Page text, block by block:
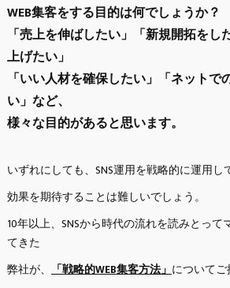
WEB集客をする目的は何でしょうか？
「売上を伸ばしたい」「新規開拓をし
上げたい」
「いい人材を確保したい」「ネットで
い」など、
様々な目的があると思います。
いずれにしても、SNS運用を戦略的に運用し
効果を期待することは難しいでしょう。
10年以上、SNSから時代の流れを読みとっ
てきた
弊社が、 「戦略的WEB集客方法」についてご